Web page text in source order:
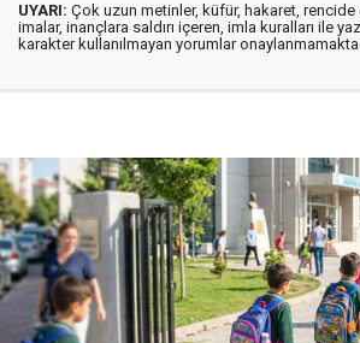
UYARI: Çok uzun metinler, küfür, hakaret,
imalar, inançlara saldırı içeren, imla kuralları ile
karakter kullanılmayan yorumlar